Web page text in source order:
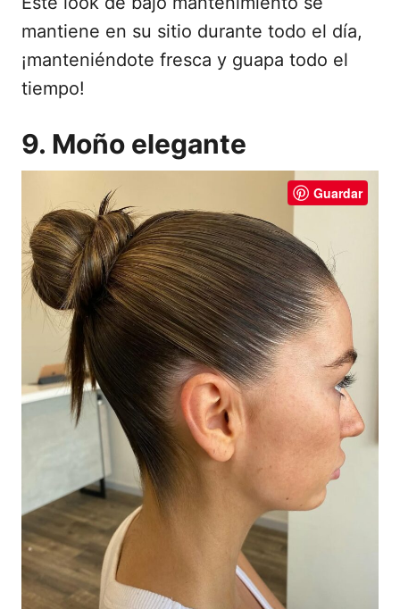
mantiene en su sitio durante todo el día,
¡manteniéndote fresca y guapa todo el
tiempo!
9. Moño elegante
Guardar